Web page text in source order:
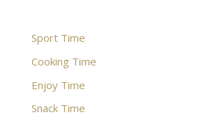
Sport Time
Cooking Time
Enjoy Time
Snack Time